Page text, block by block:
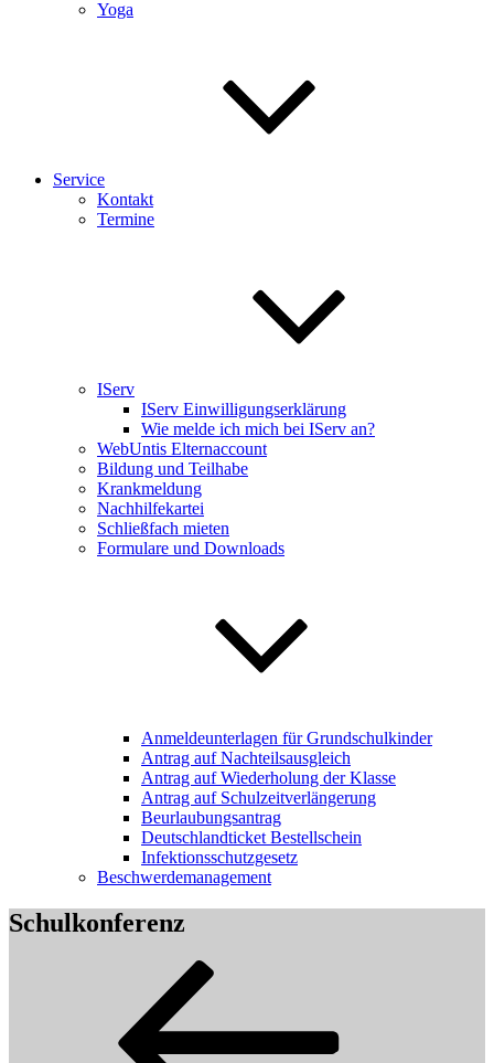
Yoga
Service
Kontakt
Termine
IServ
IServ Einwilligungserklärung
Wie melde ich mich bei IServ an?
WebUntis Elternaccount
Bildung und Teilhabe
Krankmeldung
Nachhilfekartei
Schließfach mieten
Formulare und Downloads
Anmeldeunterlagen für Grundschulkinder
Antrag auf Nachteilsausgleich
Antrag auf Wiederholung der Klasse
Antrag auf Schulzeitverlängerung
Beurlaubungsantrag
Deutschlandticket Bestellschein
Infektionsschutzgesetz
Beschwerdemanagement
Schulkonferenz
Beitragsnavigation